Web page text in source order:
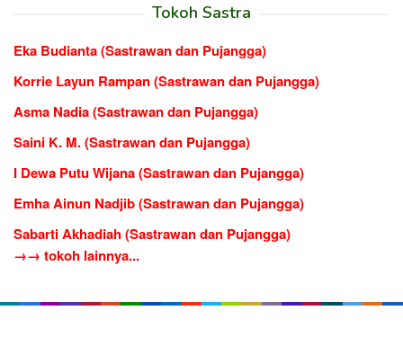
Tokoh Sastra
Eka Budianta (Sastrawan dan Pujangga)
Korrie Layun Rampan (Sastrawan dan Pujangga)
Asma Nadia (Sastrawan dan Pujangga)
Saini K. M. (Sastrawan dan Pujangga)
I Dewa Putu Wijana (Sastrawan dan Pujangga)
Emha Ainun Nadjib (Sastrawan dan Pujangga)
Sabarti Akhadiah (Sastrawan dan Pujangga)
→→ tokoh lainnya...